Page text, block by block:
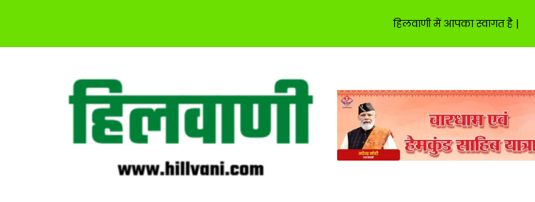
हिलवाणी में आपका स्वागत है |